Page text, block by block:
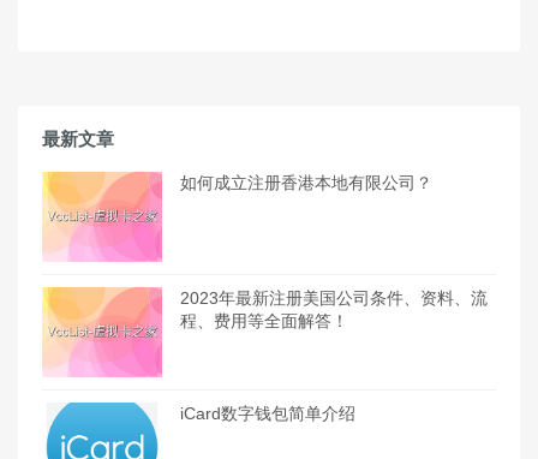
最新文章
如何成立注册香港本地有限公司？
2023年最新注册美国公司条件、资料、流
程、费用等全面解答！
iCard数字钱包简单介绍